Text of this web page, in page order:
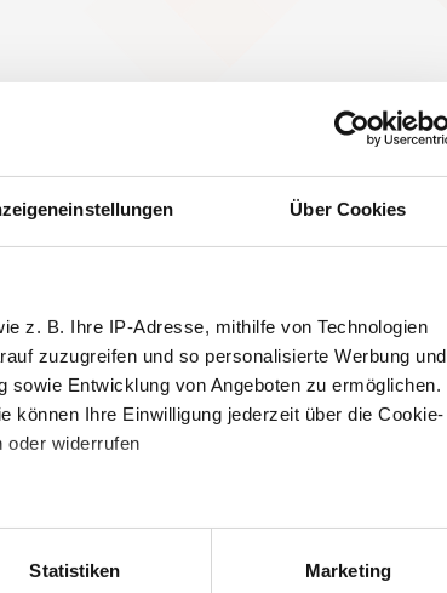
Über Cookies
z. B. Ihre IP-Adresse, mithilfe von Technologien
zuzugreifen und so personalisierte Werbung und
sowie Entwicklung von Angeboten zu ermöglichen.
können Ihre Einwilligung jederzeit über die Cookie-
oder widerrufen
auf einige Meter genau sein können
identifizieren
Statistiken Marketing